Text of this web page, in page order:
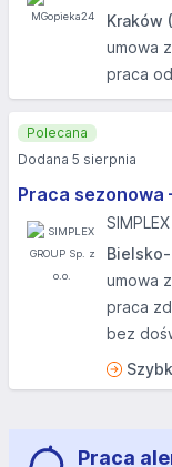
Kraków
umowa
praca
Praca sezonowa
Bielsko-
umowa
praca
bez
Polecana
Dodana 5 sierpnia
Praca